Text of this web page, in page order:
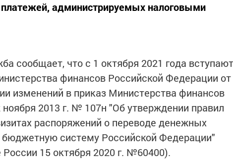
администрируемых налоговыми
сообщает, что с 1 октября 2021 года вступают
финансов Российской Федерации от
изменений в приказ Министерства финансов
2013 г. № 107н "Об утверждении правил
распоряжений о переводе денежных
бюджетную систему Российской Федерации"
15 октября 2020 г. №60400).